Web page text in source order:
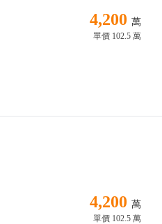
4,200 萬
單價 102.5 萬
4,200 萬
單價 102.5 萬